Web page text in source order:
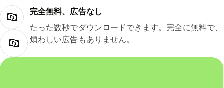
完全無料、広告なし
たった数秒でダウンロードできます。完全に無料で、
煩わしい広告もありません。